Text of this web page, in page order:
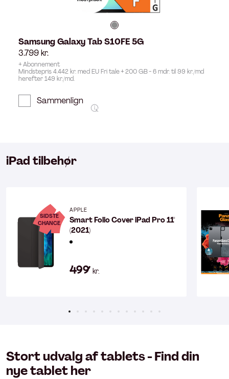
Samsung Galaxy Tab S10FE 5G
3.799kr.
+ Abonnement
Mindstepris 4.442 kr. med EU Fri tale + 200 GB - 6 mdr. til 99 kr./md
herefter 149 kr./md.
Sammenlign
iPad tilbehør
SIDSTE
CHANCE
APPLE
Smart Folio Cover iPad Pro 11''
(2021)
499 kr.
Stort udvalg af tablets - Find din
nye tablet her